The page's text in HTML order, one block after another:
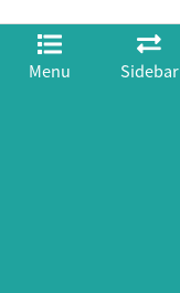
Menu Sidebar